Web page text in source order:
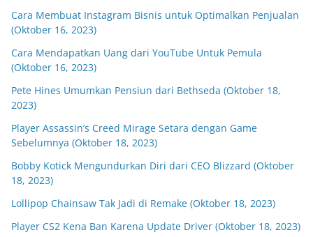
Cara Membuat Instagram Bisnis untuk Optimalkan Penjualan
(Oktober 16, 2023)
Cara Mendapatkan Uang dari YouTube Untuk Pemula
(Oktober 16, 2023)
Pete Hines Umumkan Pensiun dari Bethseda (Oktober 18,
2023)
Player Assassin’s Creed Mirage Setara dengan Game
Sebelumnya (Oktober 18, 2023)
Bobby Kotick Mengundurkan Diri dari CEO Blizzard (Oktober
18, 2023)
Lollipop Chainsaw Tak Jadi di Remake (Oktober 18, 2023)
Player CS2 Kena Ban Karena Update Driver (Oktober 18, 2023)